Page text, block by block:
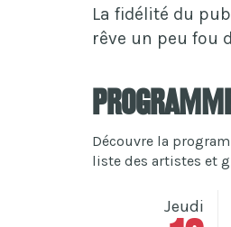
La fidélité du
rêve un peu fou
Découvre la
liste des artistes et
Jeudi